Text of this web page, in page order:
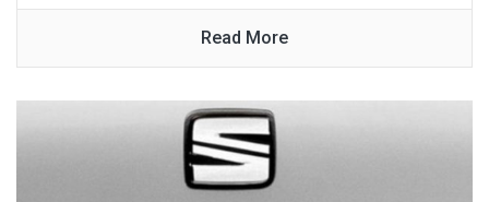
Read More